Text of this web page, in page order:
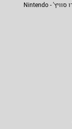
משחק לנינטנדו סוויץ' - Nintendo